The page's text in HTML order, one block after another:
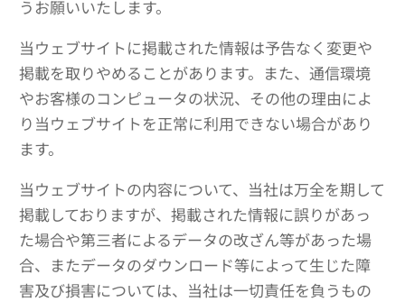
うお願いいたします。
当ウェブサイトに掲載された情報は予告なく変更や
掲載を取りやめることがあります。また、通信環境
やお客様のコンピュータの状況、その他の理由によ
り当ウェブサイトを正常に利用できない場合があり
ます。
当ウェブサイトの内容について、当社は万全を期して
掲載しておりますが、掲載された情報に誤りがあっ
た場合や第三者によるデータの改ざん等があった場
合、またデータのダウンロード等によって生じた障
害及び損害については、当社は一切責任を負うもの